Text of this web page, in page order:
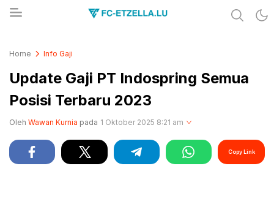
Home Info Gaji
Update Gaji PT Indospring Semua
Posisi Terbaru 2023
Oleh Wawan Kurnia pada 1 Oktober 2025 8:21 am
Copy Link